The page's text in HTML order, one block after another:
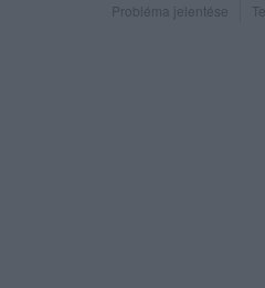
Probléma jelentése